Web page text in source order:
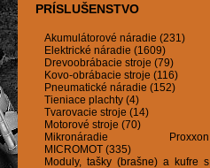
PRÍSLUŠENSTVO
Akumulátorové náradie (231)
Elektrické náradie (1609)
Drevoobrábacie stroje (79)
Kovo-obrábacie stroje (116)
Pneumatické náradie (152)
Tieniace plachty (4)
Tvarovacie stroje (14)
Motorové stroje (70)
Mikronáradie Proxxon
MICROMOT (335)
Moduly, tašky (brašne) a kufre s